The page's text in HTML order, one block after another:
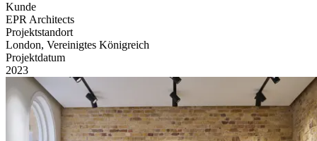
Kunde
EPR Architects
Projektstandort
London, Vereinigtes Königreich
Projektdatum
2023